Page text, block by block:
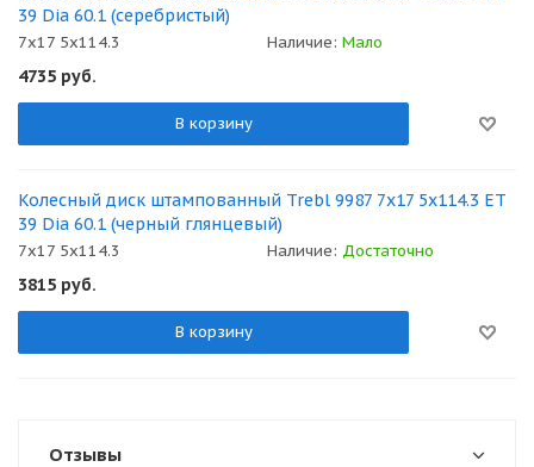
39 Dia 60.1 (серебристый)
7x17 5x114.3 Наличие: Мало
4735 руб.
В корзину
Колесный диск штампованный Trebl 9987 7x17 5x114.3 ET
39 Dia 60.1 (черный глянцевый)
7x17 5x114.3 Наличие: Достаточно
3815 руб.
В корзину
Отзывы